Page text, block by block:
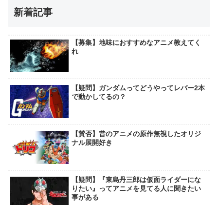
新着記事
【募集】地味におすすめなアニメ教えてく
れ
【疑問】ガンダムってどうやってレバー2本
で動かしてるの？
【賛否】昔のアニメの原作無視したオリジ
ナル展開好き
【疑問】『東島丹三郎は仮面ライダーにな
りたい』ってアニメを見てる人に聞きたい
事がある